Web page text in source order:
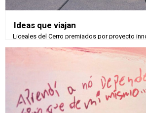
Ideas que viajan
Liceales del Cerro premiados por proyecto